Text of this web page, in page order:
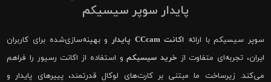
پایدار سوپر سیسیکم
سوپر سیسیکم با ارائه اکانت CCcam پایدار
و بهینه‌سازی‌شده برای کاربران
ایران، تجربه‌ای متفاوت از خرید سیسیکمو استفاده از اکانت رسیور را فراهم
می‌کند. زیرساخت ما مبتنی بر کارت‌های لوکال قدرتمند، پییرهای پایدار و